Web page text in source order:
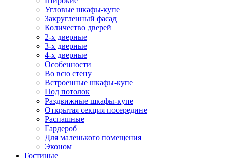
Угловые шкафы-купе
Закругленный фасад
Количество дверей
2-х дверные
3-х дверные
4-х дверные
Особенности
Во всю стену
Встроенные шкафы-купе
Под потолок
Раздвижные шкафы-купе
Открытая секция посередине
Распашные
Гардероб
Для маленького помещения
Эконом
Гостиные